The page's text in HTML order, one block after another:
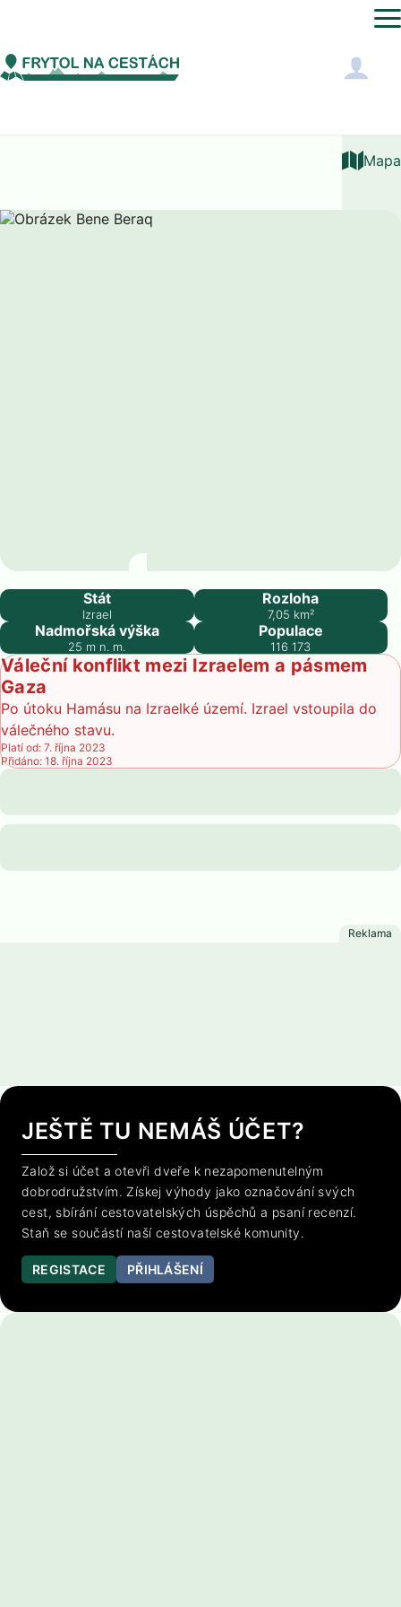
Asie Izrael Bene Beraq
Mapa
Bene Beraq
Stát
Izrael
Rozloha
7,05 km²
Nadmořská výška
25 m n. m.
Populace
116 173
Váleční konflikt mezi Izraelem a pásmem
Gaza
Po útoku Hamásu na Izraelké území. Izrael vstoupila do
válečného stavu.
Platí od: 7. října 2023
Přidáno: 18. října 2023
JEŠTĚ TU NEMÁŠ ÚČET?
Založ si účet a otevři dveře k nezapomenutelným
dobrodružstvím. Získej výhody jako označování svých
cest, sbírání cestovatelských úspěchů a psaní recenzí.
Staň se součástí naší cestovatelské komunity.
REGISTACE PŘIHLÁŠENÍ